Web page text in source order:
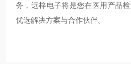
务，远梓电子将是您在医用产品
优选解决方案与合作伙伴。